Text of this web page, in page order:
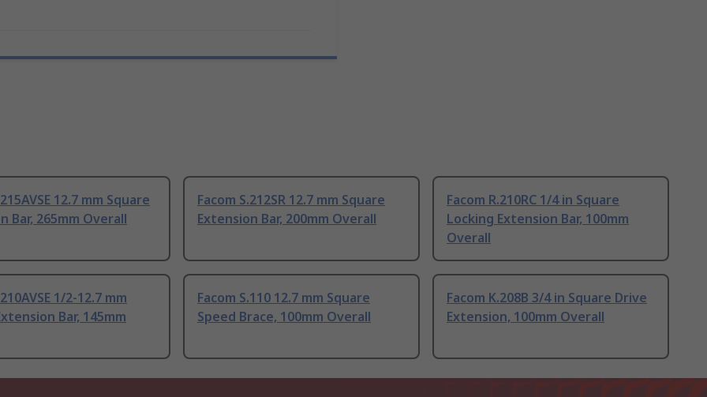
12.7 mm Square
Bar, 265mm Overall
Facom S.212SR 12.7 mm Square
Extension Bar, 200mm Overall
Facom R.210RC 1/4 in Square
Locking Extension Bar, 100mm
Overall
1/2-12.7 mm
Bar, 145mm
Facom S.110 12.7 mm Square
Speed Brace, 100mm Overall
Facom K.208B 3/4 in Square Drive
Extension, 100mm Overall